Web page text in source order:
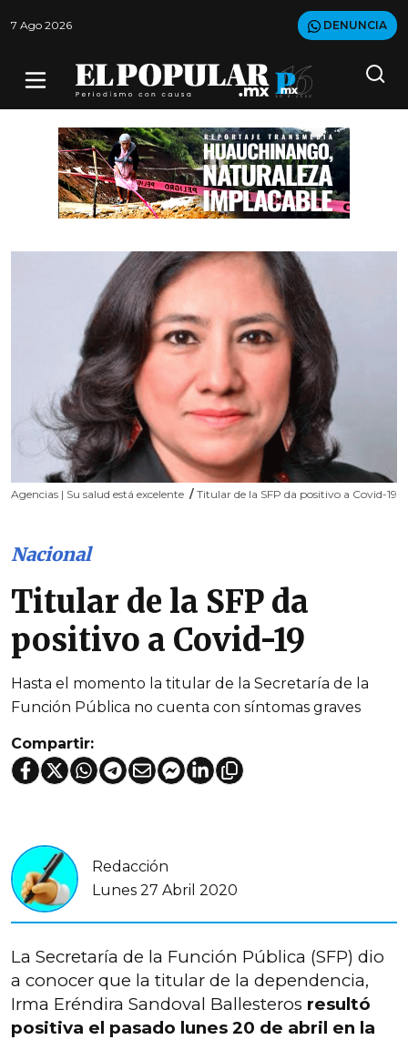
7 Ago 2026 DENUNCIA
Agencias | Su salud está excelente / Titular de la SFP da positivo a Covid-19
Nacional
Titular de la SFP da
positivo a Covid-19
Hasta el momento la titular de la Secretaría de la
Función Pública no cuenta con síntomas graves
Compartir:
Redacción
Lunes 27 Abril 2020
La Secretaría de la Función Pública (SFP) dio
a conocer que la titular de la dependencia,
Irma Eréndira Sandoval Ballesteros resultó
positiva el pasado lunes 20 de abril en la